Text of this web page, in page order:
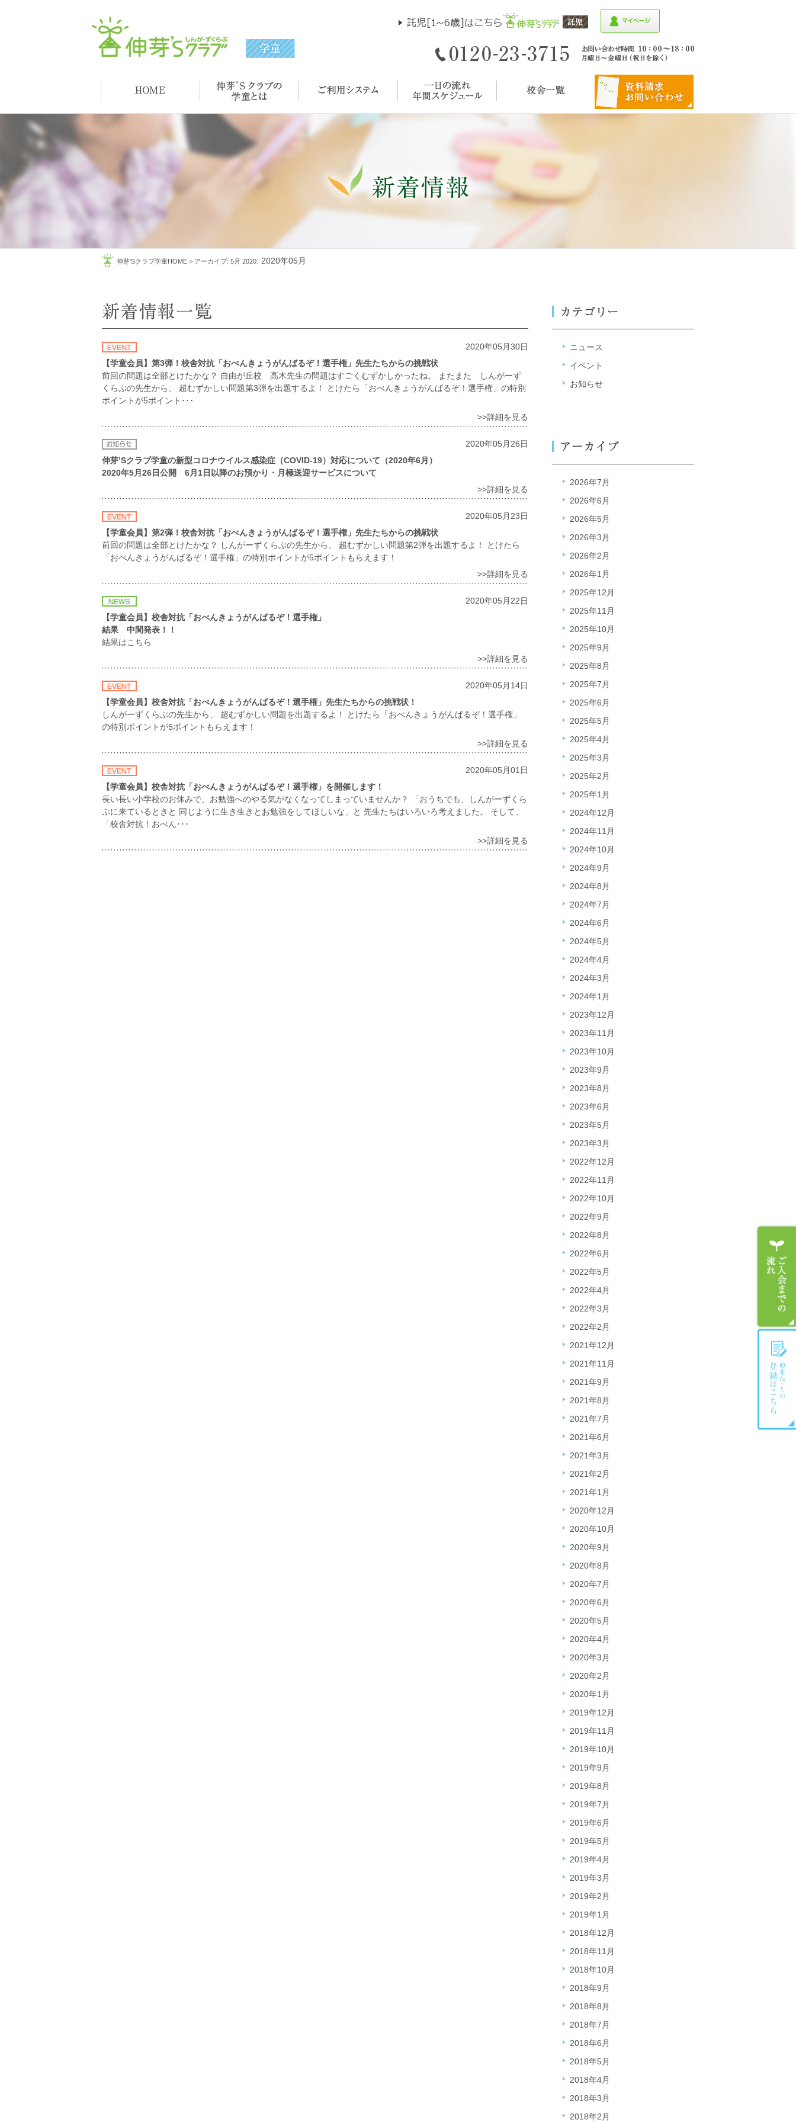
伸芽'Sクラブ学童HOME > アーカイブ: 5月 2020: 2020年05月
2020年05月30日
【学童会員】第3弾！校舎対抗「おべんきょうがんばるぞ！選手権」先生たちからの挑戦状
前回の問題は全部とけたかな？ 自由が丘校 高木先生の問題はすごくむずかしかったね。 またまた しんがーず
くらぶの先生から、 超むずかしい問題第3弾を出題するよ！ とけたら「おべんきょうがんばるぞ！選手権」の特別
ポイントが5ポイント･･･
>>詳細を見る
2020年05月26日
伸芽’Sクラブ学童の新型コロナウイルス感染症（COVID-19）対応について（2020年6月）
2020年5月26日公開 6月1日以降のお預かり・月極送迎サービスについて
>>詳細を見る
2020年05月23日
【学童会員】第2弾！校舎対抗「おべんきょうがんばるぞ！選手権」先生たちからの挑戦状
前回の問題は全部とけたかな？ しんがーずくらぶの先生から、 超むずかしい問題第2弾を出題するよ！ とけたら
「おべんきょうがんばるぞ！選手権」の特別ポイントが5ポイントもらえます！
>>詳細を見る
2020年05月22日
【学童会員】校舎対抗「おべんきょうがんばるぞ！選手権」
結果 中間発表！！
結果はこちら
>>詳細を見る
2020年05月14日
【学童会員】校舎対抗「おべんきょうがんばるぞ！選手権」先生たちからの挑戦状！
しんがーずくらぶの先生から、 超むずかしい問題を出題するよ！ とけたら「おべんきょうがんばるぞ！選手権」
の特別ポイントが5ポイントもらえます！
>>詳細を見る
2020年05月01日
【学童会員】校舎対抗「おべんきょうがんばるぞ！選手権」を開催します！
長い長い小学校のお休みで、お勉強へのやる気がなくなってしまっていませんか？ 「おうちでも、しんがーずくら
ぶに来ているときと 同じように生き生きとお勉強をしてほしいな」と 先生たちはいろいろ考えました。 そして、
「校舎対抗！おべん･･･
>>詳細を見る
ニュース
イベント
お知らせ
2026年7月
2026年6月
2026年5月
2026年3月
2026年2月
2026年1月
2025年12月
2025年11月
2025年10月
2025年9月
2025年8月
2025年7月
2025年6月
2025年5月
2025年4月
2025年3月
2025年2月
2025年1月
2024年12月
2024年11月
2024年10月
2024年9月
2024年8月
2024年7月
2024年6月
2024年5月
2024年4月
2024年3月
2024年1月
2023年12月
2023年11月
2023年10月
2023年9月
2023年8月
2023年6月
2023年5月
2023年3月
2022年12月
2022年11月
2022年10月
2022年9月
2022年8月
2022年6月
2022年5月
2022年4月
2022年3月
2022年2月
2021年12月
2021年11月
2021年9月
2021年8月
2021年7月
2021年6月
2021年3月
2021年2月
2021年1月
2020年12月
2020年10月
2020年9月
2020年8月
2020年7月
2020年6月
2020年5月
2020年4月
2020年3月
2020年2月
2020年1月
2019年12月
2019年11月
2019年10月
2019年9月
2019年8月
2019年7月
2019年6月
2019年5月
2019年4月
2019年3月
2019年2月
2019年1月
2018年12月
2018年11月
2018年10月
2018年9月
2018年8月
2018年7月
2018年6月
2018年5月
2018年4月
2018年3月
2018年2月